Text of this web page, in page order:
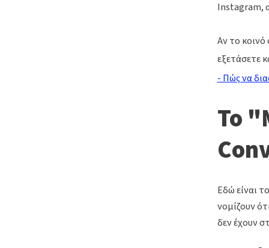
Instagram,
Αν το κοινό
εξετάσετε
- Πώς να
Το
Εδώ είναι
νομίζουν
δεν έχουν